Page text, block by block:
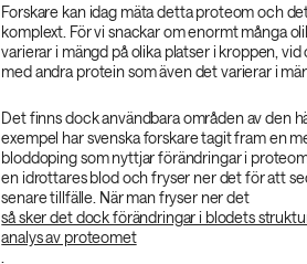
Forskare kan idag mäta detta proteom och
komplext. För vi snackar om enormt många
varierar i mängd på olika platser i kroppen,
med andra protein som även det varierar i
Det finns dock användbara områden av den
exempel har svenska forskare tagit fram en
bloddoping som nyttjar förändringar i
en idrottares blod och fryser ner det för att
senare tillfälle. När man fryser ner det
så sker det dock förändringar i blodets
analys av proteomet